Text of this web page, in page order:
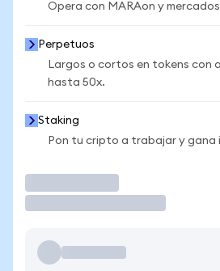
Opera con MARAon y
Perpetuos
Largos o cortos en tokens con
hasta 50x.
Staking
Pon tu cripto a trabajar y gana